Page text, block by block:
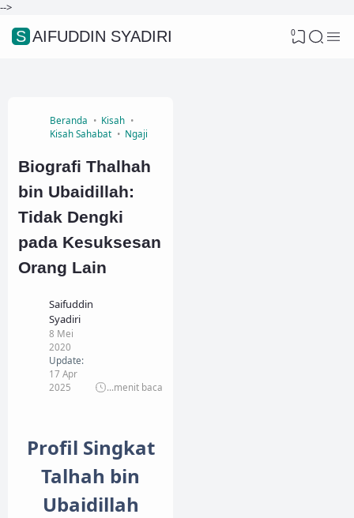
-->
SAIFUDDIN SYADIRI 0
Beranda
Kisah
Kisah Sahabat
Ngaji
Biografi Thalhah
bin Ubaidillah:
Tidak Dengki
pada Kesuksesan
Orang Lain
Saifuddin
Syadiri
8 Mei
2020
Update:
17 Apr
2025
...menit baca
Profil Singkat
Talhah bin
Ubaidillah